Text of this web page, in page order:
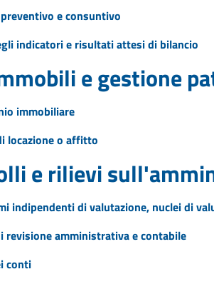
e consuntivo
indicatori e risultati attesi di bilancio
e gestione
immobiliare
locazione o affitto
e rilievi
indipendenti di valutazione, nuclei di
revisione amministrativa e contabile
conti